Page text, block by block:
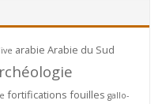
arabie Arabie du Sud
fortifications fouilles gallo-